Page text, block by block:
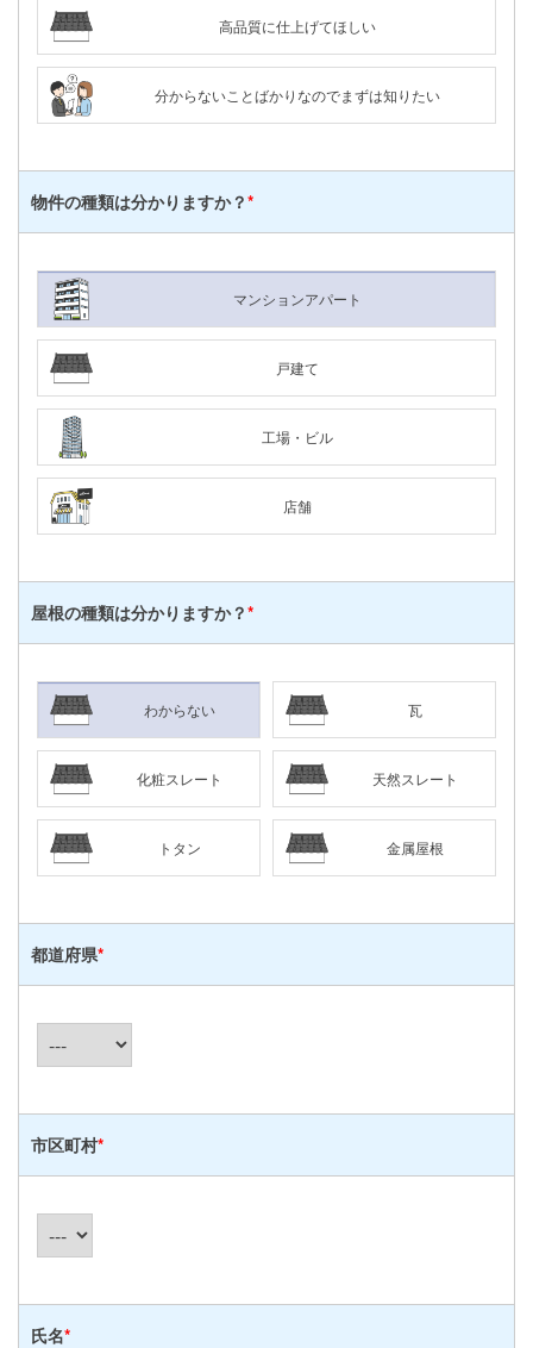
高品質に仕上げてほしい
分からないことばかりなのでまずは知りたい
物件の種類は分かりますか？*
マンションアパート
戸建て
工場・ビル
店舗
屋根の種類は分かりますか？*
わからない 瓦
化粧スレート 天然スレート
トタン 金属屋根
都道府県*
市区町村*
氏名*